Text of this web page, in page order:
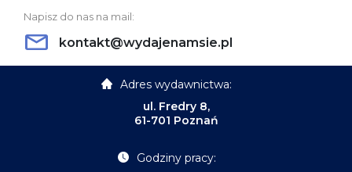
Napisz do nas na mail:
kontakt@wydajenamsie.pl
Adres wydawnictwa:
ul. Fredry 8,
61-701 Poznań
Godziny pracy: